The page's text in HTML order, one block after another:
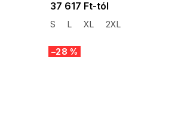
37 617 Ft-tól
S L XL 2XL
–28 %